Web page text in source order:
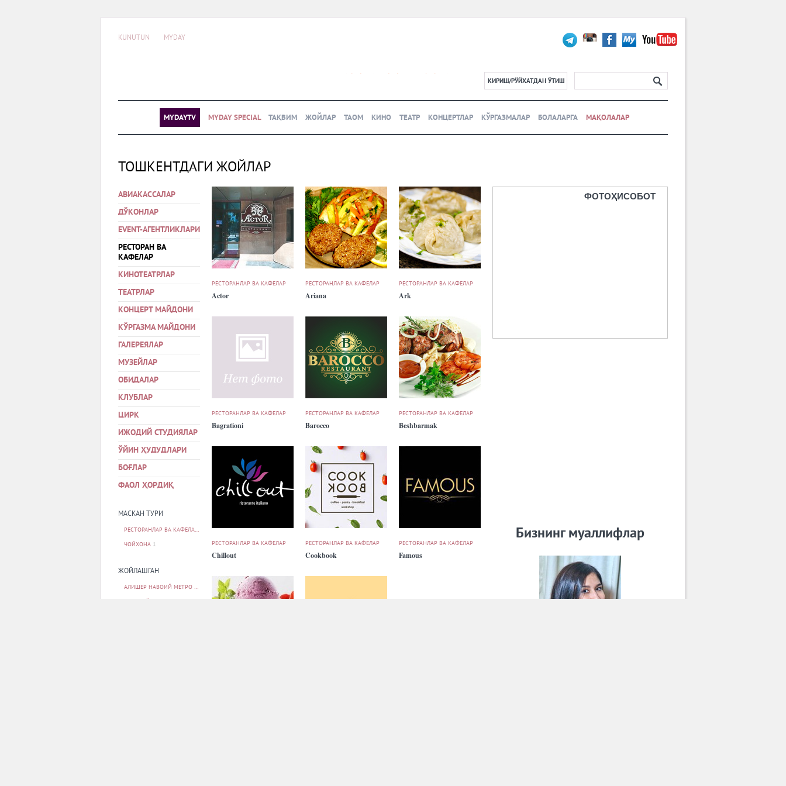
KUNUTUN MYDAY
КИРИШ/РЎЙХАТДАН ЎТИШ
MYDAYTV MYDAY SPECIAL ТАҚВИМ ЖОЙЛАР ТАОМ КИНО ТЕАТР КОНЦЕРТЛАР КЎРГАЗМАЛАР БОЛАЛАРГА МАҚОЛАЛАР
ТОШКЕНТДАГИ ЖОЙЛАР
АВИАКАССАЛАР
ДЎКОНЛАР
EVENT-АГЕНТЛИКЛАРИ
РЕСТОРАН ВА
КАФЕЛАР
КИНОТЕАТРЛАР
ТЕАТРЛАР
КОНЦЕРТ МАЙДОНИ
КЎРГАЗМА МАЙДОНИ
ГАЛЕРЕЯЛАР
МУЗЕЙЛАР
ОБИДАЛАР
КЛУБЛАР
ЦИРК
ИЖОДИЙ СТУДИЯЛАР
ЎЙИН ҲУДУДЛАРИ
БОҒЛАР
ФАОЛ ҲОРДИҚ
МАСКАН ТУРИ
РЕСТОРАНЛАР ВА КАФЕЛАР
ЧОЙХОНА 1
ЖОЙЛАШГАН
АЛИШЕР НАВОИЙ МЕТРО БЕКАТИ 1
РЕСТОРАНЛАР ВА КАФЕЛАР
Actor
РЕСТОРАНЛАР ВА КАФЕЛАР
Ariana
РЕСТОРАНЛАР ВА КАФЕЛАР
Ark
РЕСТОРАНЛАР ВА КАФЕЛАР
Bagrationi
РЕСТОРАНЛАР ВА КАФЕЛАР
Barocco
РЕСТОРАНЛАР ВА КАФЕЛАР
Beshbarmak
РЕСТОРАНЛАР ВА КАФЕЛАР
Chillout
РЕСТОРАНЛАР ВА КАФЕЛАР
Cookbook
РЕСТОРАНЛАР ВА КАФЕЛАР
Famous
ФОТОҲИСОБОТ
Бизнинг муаллифлар